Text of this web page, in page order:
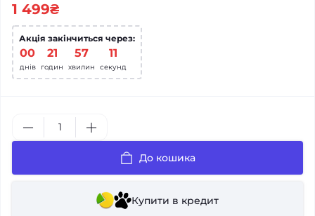
1 499₴
Акція закінчиться через:
00
днів
21
годин
57
хвилин
11
секунд
До кошика
Купити в кредит